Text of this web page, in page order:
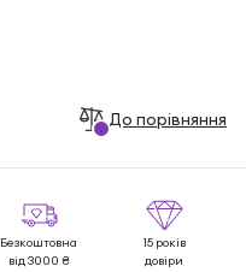
До порівняння
Безкоштовна
від 3000 ₴
15 років
довіри